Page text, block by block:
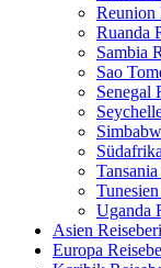
Reunion
Ruanda
Sambia
Sao
Senegal
Uganda
Asien
Europa